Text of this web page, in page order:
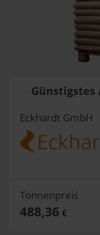
Günstigstes
Eckhardt GmbH
Tonnenpreis
488,36 €